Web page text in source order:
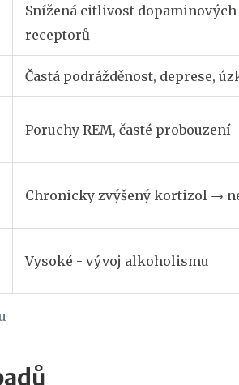
Snížená citlivost
receptorů
Častá podrážděnost, deprese,
Poruchy REM, časté probouzení
Chronicky zvýšený kortizol →
Vysoké - vývoj alkoholismu